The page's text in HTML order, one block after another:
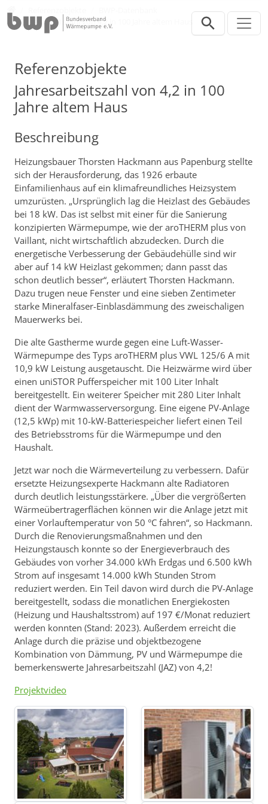
Jahresarbeitszahl von 4,2 in 100 Jahre altem Haus
Referenzobjekte
Jahresarbeitszahl von 4,2 in 100
Jahre altem Haus
Beschreibung
Heizungsbauer Thorsten Hackmann aus Papenburg stellte
sich der Herausforderung, das 1926 erbaute
Einfamilienhaus auf ein klimafreundliches Heizsystem
umzurüsten. „Ursprünglich lag die Heizlast des Gebäudes
bei 18 kW. Das ist selbst mit einer für die Sanierung
konzipierten Wärmepumpe, wie der aroTHERM plus von
Vaillant, nicht wirtschaftlich abzudecken. Durch die
energetische Verbesserung der Gebäudehülle sind wir
aber auf 14 kW Heizlast gekommen; dann passt das
schon deutlich besser“, erläutert Thorsten Hackmann.
Dazu trugen neue Fenster und eine sieben Zentimeter
starke Mineralfaser-Einblasdämmung des zweischaligen
Mauerwerks bei.
Die alte Gastherme wurde gegen eine Luft-Wasser-
Wärmepumpe des Typs aroTHERM plus VWL 125/6 A mit
10,9 kW Leistung ausgetauscht. Die Heizwärme wird über
einen uniSTOR Pufferspeicher mit 100 Liter Inhalt
bereitgestellt. Ein weiterer Speicher mit 280 Liter Inhalt
dient der Warmwasserversorgung. Eine eigene PV-Anlage
(12,5 kWp) mit 10-kW-Batteriespeicher liefert einen Teil
des Betriebsstroms für die Wärmepumpe und den
Haushalt.
Jetzt war noch die Wärmeverteilung zu verbessern. Dafür
ersetzte Heizungsexperte Hackmann alte Radiatoren
durch deutlich leistungsstärkere. „Über die vergrößerten
Wärmeübertragerflächen können wir die Anlage jetzt mit
einer Vorlauftemperatur von 50 °C fahren“, so Hackmann.
Durch die Renovierungsmaßnahmen und den
Heizungstausch konnte so der Energieverbrauch des
Gebäudes von vorher 34.000 kWh Erdgas und 6.500 kWh
Strom auf insgesamt 14.000 kWh Stunden Strom
reduziert werden. Ein Teil davon wird durch die PV-Anlage
bereitgestellt, sodass die monatlichen Energiekosten
(Heizung und Haushaltsstrom) auf 197 €/Monat reduziert
werden konnten (Stand: 2023). Außerdem erreicht die
Anlage durch die präzise und objektbezogene
Kombination von Dämmung, PV und Wärmepumpe die
bemerkenswerte Jahresarbeitszahl (JAZ) von 4,2!
Projektvideo